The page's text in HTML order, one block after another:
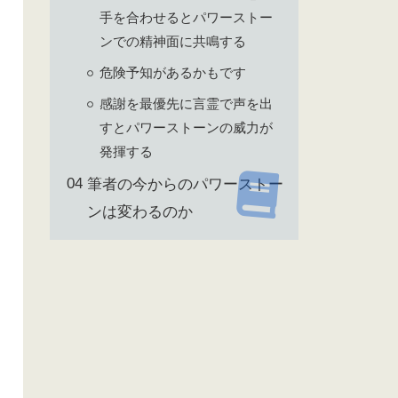
手を合わせるとパワーストー
ンでの精神面に共鳴する
危険予知があるかもです
感謝を最優先に言霊で声を出
すとパワーストーンの威力が
発揮する
筆者の今からのパワーストー
ンは変わるのか